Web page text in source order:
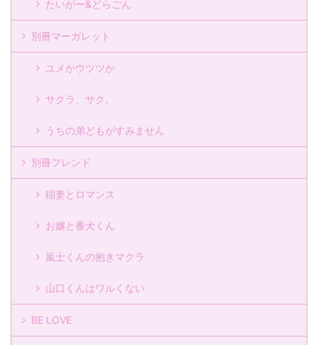
たいがー&どらごん
別冊マーガレット
ユメかウツツか
サクラ、サク。
うちの弟どもがすみません
別冊フレンド
稲妻とロマンス
お嬢と番犬くん
嵐士くんの抱きマクラ
山口くんはワルくない
BE LOVE